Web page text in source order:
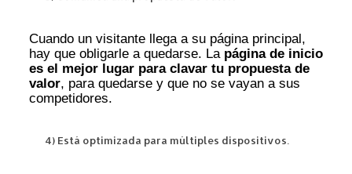
Cuando un visitante llega a su página principal,
hay que obligarle a quedarse. La página de inicio
es el mejor lugar para clavar tu propuesta de
valor, para quedarse y que no se vayan a sus
competidores.
4) Está optimizada para múltiples dispositivos.